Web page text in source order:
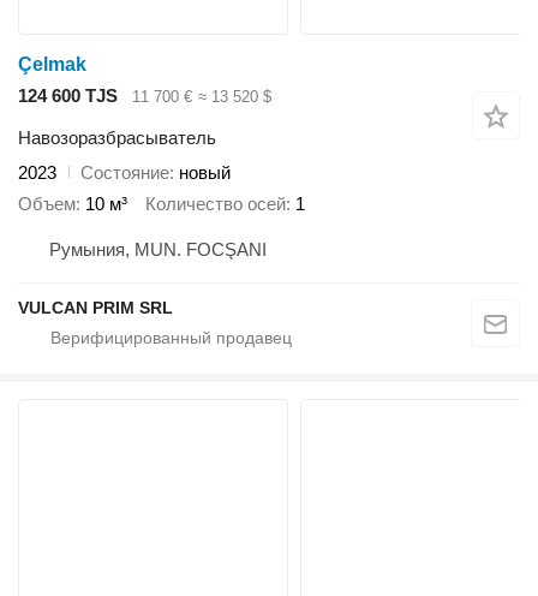
Çelmak
124 600 TJS
11 700 € ≈ 13 520 $
Навозоразбрасыватель
2023
Состояние новый
Объем 10 м³ Количество осей 1
Румыния, MUN. FOCŞANI
VULCAN PRIM SRL